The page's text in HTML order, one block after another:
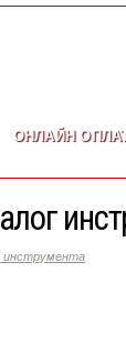
ОНЛАЙН
инструмента